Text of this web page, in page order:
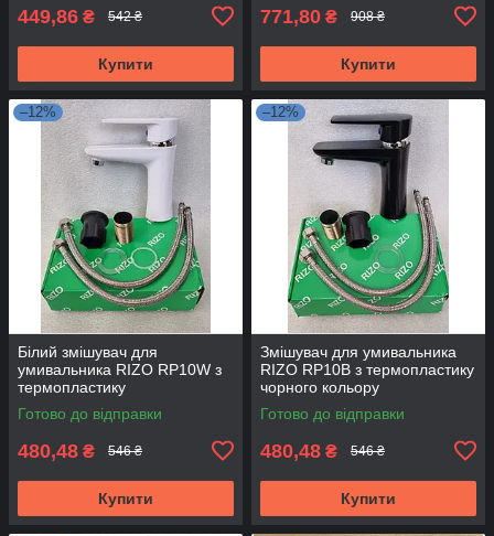
449,86 ₴ 542 ₴
Купити
771,80 ₴ 908 ₴
Купити
–12%
Білий змішувач для
умивальника RIZO RP10W з
термопластику
Готово до відправки
480,48 ₴ 546 ₴
Купити
–12%
Змішувач для умивальника
RIZO RP10B з термопластику
чорного кольору
Готово до відправки
480,48 ₴ 546 ₴
Купити